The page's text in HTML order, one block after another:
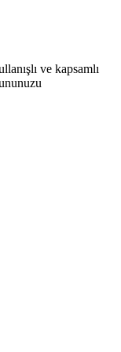
ve kapsamlı